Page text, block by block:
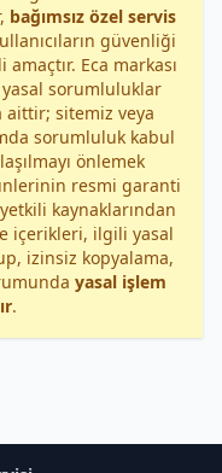
bağımsız özel servis
güvenliği
Eca markası
sorumluluklar
aittir; sitemiz veya
sorumluluk kabul
önlemek
resmi garanti
kaynaklarından
içerikleri, ilgili yasal
izinsiz kopyalama,
yasal işlem
.